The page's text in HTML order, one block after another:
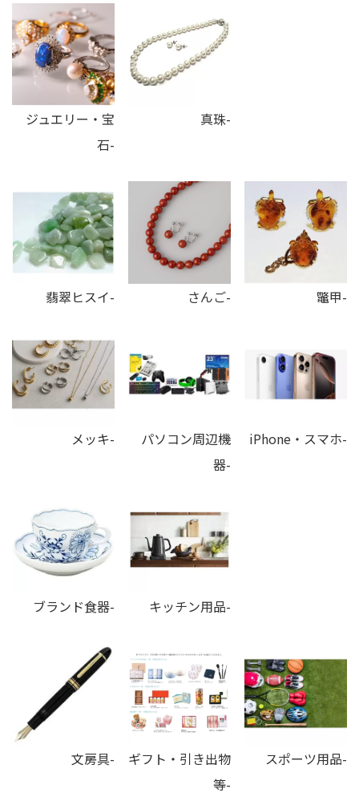
ジュエリー・宝
石-
真珠-
翡翠ヒスイ- さんご- 鼈甲-
メッキ-
パソコン周辺機
器-
iPhone・スマホ-
ブランド食器- キッチン用品-
文房具-
ギフト・引き出物
等-
スポーツ用品-